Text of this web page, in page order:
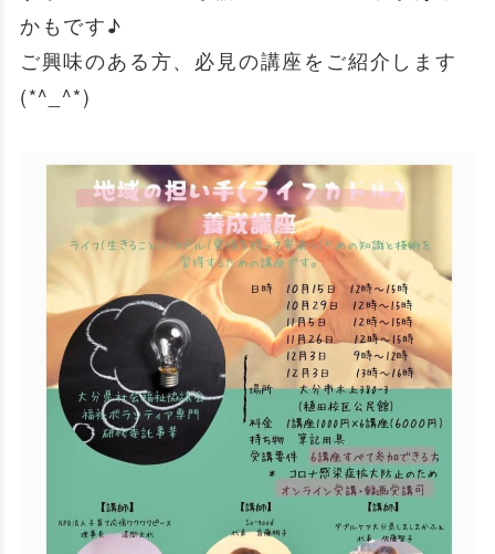
かもです♪
ご興味のある方、必見の講座をご紹介します
(*^_^*)